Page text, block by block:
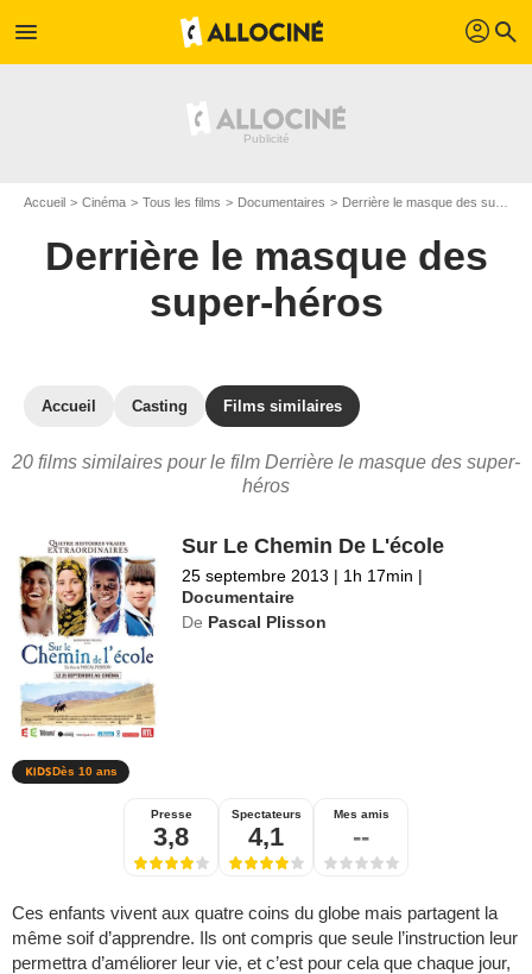
menu profil search
Accueil Cinéma Tous les films Documentaires Derrière le masque des super-héros
Derrière le masque des
super-héros
Accueil Casting Films similaires
20 films similaires pour le film Derrière le masque des super-
héros
Sur Le Chemin De L'école
25 septembre 2013 | 1h 17min |
Documentaire
De Pascal Plisson
Dès 10 ans
Presse
3,8
Spectateurs
4,1
Mes amis
--
Ces enfants vivent aux quatre coins du globe mais partagent la
même soif d’apprendre. Ils ont compris que seule l’instruction leur
permettra d’améliorer leur vie, et c’est pour cela que chaque jour,